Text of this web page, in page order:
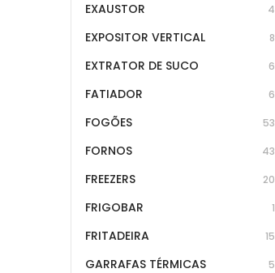
EXAUSTOR 4
EXPOSITOR VERTICAL 8
EXTRATOR DE SUCO 6
FATIADOR 6
FOGÕES 53
FORNOS 43
FREEZERS 20
FRIGOBAR 1
FRITADEIRA 15
GARRAFAS TÉRMICAS 5